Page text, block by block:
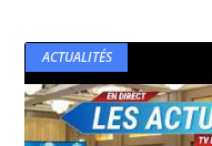
ACTUALITÉS